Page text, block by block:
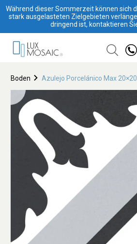
Während dieser Sommerzeit können sich
stark ausgelasteten Zielgebieten
dringend ist, kontaktieren
Boden Azulejo Porcelánico Max 20×20